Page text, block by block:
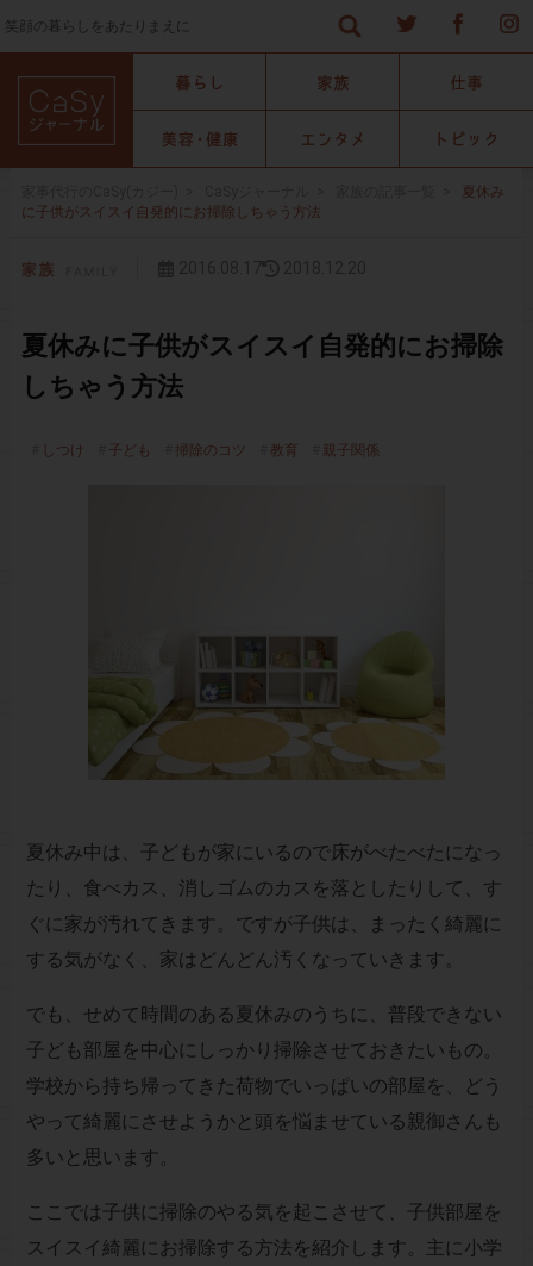
笑顔の暮らしをあたりまえに
夏休み
に子供がスイスイ自発的にお掃除しちゃう方法
夏休みに子供がスイスイ自発的にお掃除
しちゃう方法
しつけ 子ども 掃除のコツ 教育 親子関係
夏休み中は、子どもが家にいるので床がべたべたになっ
たり、食べカス、消しゴムのカスを落としたりして、す
ぐに家が汚れてきます。ですが子供は、まったく綺麗に
する気がなく、家はどんどん汚くなっていきます。
でも、せめて時間のある夏休みのうちに、普段できない
子ども部屋を中心にしっかり掃除させておきたいもの。
学校から持ち帰ってきた荷物でいっぱいの部屋を、どう
やって綺麗にさせようかと頭を悩ませている親御さんも
多いと思います。
ここでは子供に掃除のやる気を起こさせて、子供部屋を
スイスイ綺麗にお掃除する方法を紹介します。主に小学